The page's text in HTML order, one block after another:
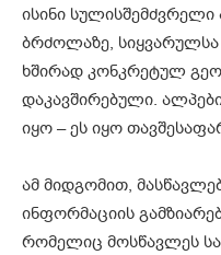
ისინი სულისშემძვრელი
ბრძოლაზე,
ხშირად კონკრეტულ
დაკავშირებული.
იყო – ეს იყო
ამ მიდგომით,
ინფორმაციის
რომელიც მოსწავლეს